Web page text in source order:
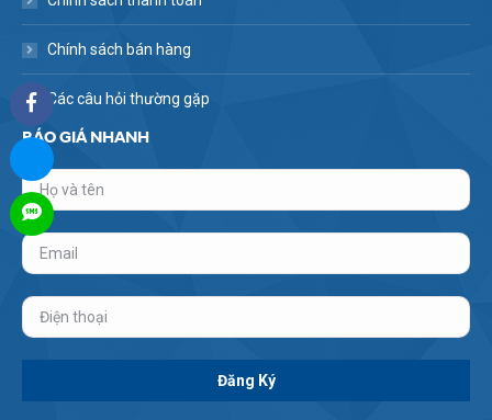
Chính sách bán hàng
Các câu hỏi thường gặp
BÁO GIÁ NHANH